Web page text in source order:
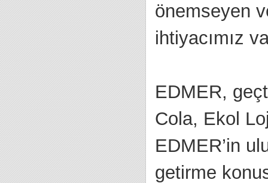
önemseyen
ihtiyacımız
EDMER,
Cola, Ekol
EDMER’in
getirme